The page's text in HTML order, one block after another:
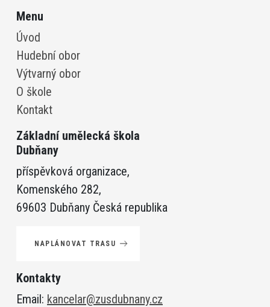
Menu
Úvod
Hudební obor
Výtvarný obor
O škole
Kontakt
Základní umělecká škola
Dubňany
příspěvková organizace,
Komenského 282,
69603 Dubňany Česká republika
NAPLÁNOVAT TRASU
Kontakty
Email: kancelar@zusdubnany.cz